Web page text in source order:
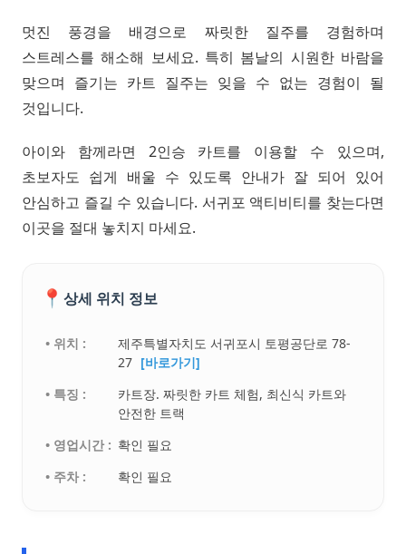
멋진 풍경을 배경으로 짜릿한 질주를 경험하며
스트레스를 해소해 보세요. 특히 봄날의 시원한 바람을
맞으며 즐기는 카트 질주는 잊을 수 없는 경험이 될
것입니다.
아이와 함께라면 2인승 카트를 이용할 수 있으며,
초보자도 쉽게 배울 수 있도록 안내가 잘 되어 있어
안심하고 즐길 수 있습니다. 서귀포 액티비티를 찾는다면
이곳을 절대 놓치지 마세요.
📍 상세 위치 정보
• 위치 :
제주특별자치도 서귀포시 토평공단로 78-
27 [바로가기]
• 특징 :
카트장. 짜릿한 카트 체험, 최신식 카트와
안전한 트랙
• 영업시간 : 확인 필요
• 주차 :
확인 필요